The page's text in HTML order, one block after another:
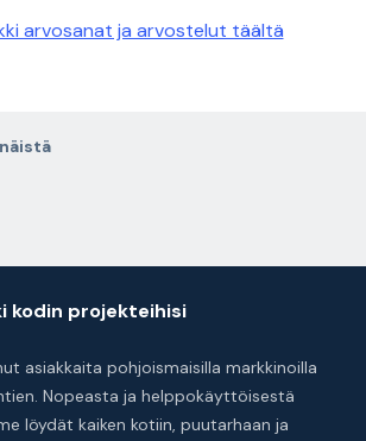
arvosanat ja arvostelut täältä
kodin projekteihisi
asiakkaita pohjoismaisilla markkinoilla
Nopeasta ja helppokäyttöisestä
löydät kaiken kotiin, puutarhaan ja